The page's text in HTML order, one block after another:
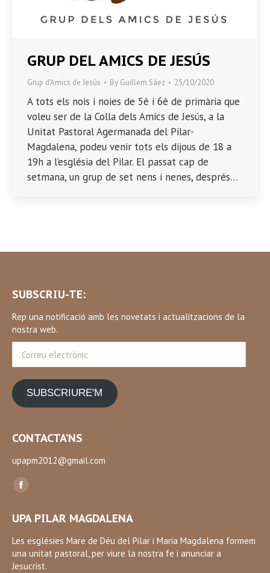
GRUP DEL AMICS DE JESÚS
Grup d'Amics de Jesús By Guillem Sáez 25/10/2020
A tots els nois i noies de 5è i 6è de primària que
voleu ser de la Colla dels Amics de Jesús, a la
Unitat Pastoral Agermanada del Pilar-
Magdalena, podeu venir tots els dijous de 18 a
19h a l’església del Pilar. El passat cap de
setmana, un grup de set nens i nenes, després…
SUBSCRIU-TE:
Rep una notificació amb les novetats i actualitzacions de la
nostra web.
electrònic
SUBSCRIURE'M
CONTACTA’NS
upapm2012@gmail.com
Find us on:
Facebook
opens
in
new
window
UPA PILAR MAGDALENA
Les esglésies Mare de Déu del Pilar i Maria Magdalena formem
una unitat pastoral, per viure la nostra fe i anunciar a
Jesucrist.